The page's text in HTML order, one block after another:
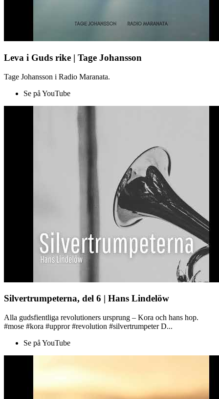
Leva i Guds rike | Tage Johansson
Tage Johansson i Radio Maranata.
Se på YouTube
Silvertrumpeterna, del 6 | Hans Lindelöw
Alla gudsfientliga revolutioners ursprung – Kora och hans hop.
#mose #kora #uppror #revolution #silvertrumpeter D...
Se på YouTube